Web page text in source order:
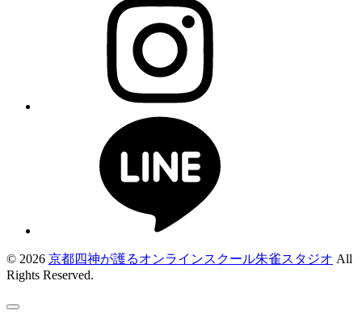
© 2026 京都四神が護るオンラインスクール朱雀スタジオ All
Rights Reserved.